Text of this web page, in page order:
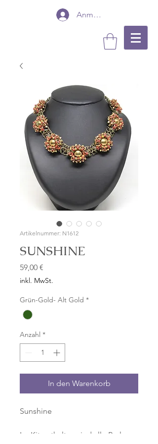
Anmelden
Artikelnummer: N1612
SUNSHINE
59,00 €
inkl. MwSt.
Grün-Gold- Alt Gold *
Anzahl *
In den Warenkorb
Sunshine
Im Kit enthalten sind alle Perlen,